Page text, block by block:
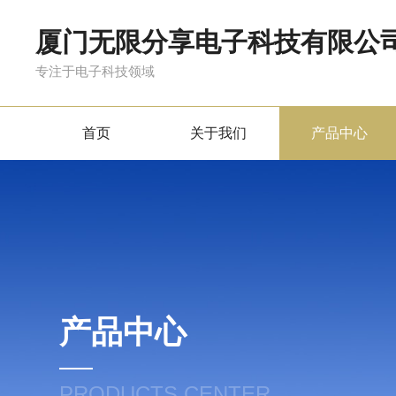
厦门无限分享电子科技有限公
专注于电子科技领域
首页 关于我们 产品中心
产品中心